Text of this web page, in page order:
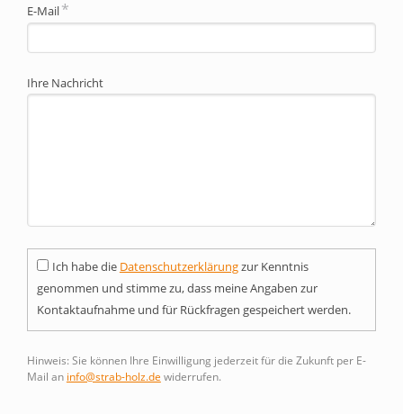
Pflichtfeld
E-Mail*
Ihre Nachricht
Ich habe die Datenschutzerklärungzur Kenntnis
genommen und stimme zu, dass meine Angaben zur
Kontaktaufnahme und für Rückfragen gespeichert werden.
Hinweis: Sie können Ihre Einwilligung jederzeit für die Zukunft per E-
Mail an info@strab-holz.de widerrufen.